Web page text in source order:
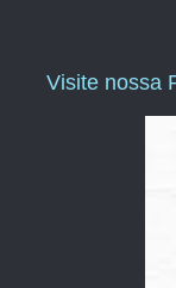
r
Visite nossa